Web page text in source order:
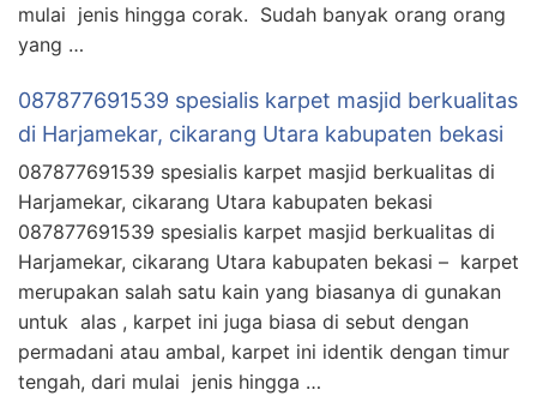
mulai jenis hingga corak. Sudah banyak orang orang
yang …
087877691539 spesialis karpet masjid berkualitas
di Harjamekar, cikarang Utara kabupaten bekasi
087877691539 spesialis karpet masjid berkualitas di
Harjamekar, cikarang Utara kabupaten bekasi
087877691539 spesialis karpet masjid berkualitas di
Harjamekar, cikarang Utara kabupaten bekasi – karpet
merupakan salah satu kain yang biasanya di gunakan
untuk alas , karpet ini juga biasa di sebut dengan
permadani atau ambal, karpet ini identik dengan timur
tengah, dari mulai jenis hingga …